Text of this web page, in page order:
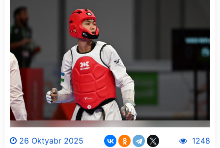
26 Oktyabr 2025 1248